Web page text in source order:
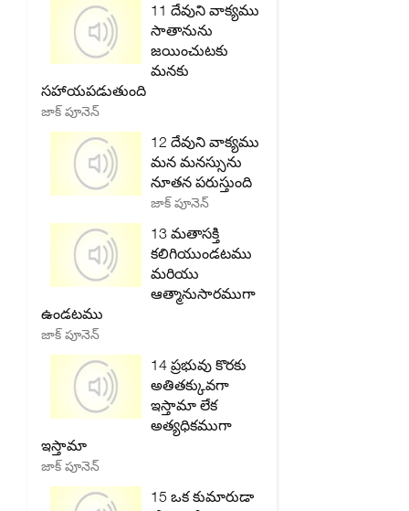
11 దేవుని వాక్యము
సాతానును
జయించుటకు
మనకు
సహాయపడుతుంది
జాక్ పూనెన్
12 దేవుని వాక్యము
మన మనస్సును
నూతన పరుస్తుంది
జాక్ పూనెన్
13 మతాసక్తి
కలిగియుండటము
మరియు
ఆత్మానుసారముగా
ఉండటము
జాక్ పూనెన్
14 ప్రభువు కొరకు
అతితక్కువగా
ఇస్తామా లేక
అత్యధికముగా
ఇస్తామా
జాక్ పూనెన్
15 ఒక కుమారుడా